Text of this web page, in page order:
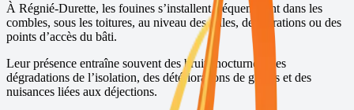
À Régnié-Durette, les fouines s’installent fréquemment dans les
combles, sous les toitures, au niveau des tuiles, des aérations ou des
points d’accès du bâti.
Leur présence entraîne souvent des bruits nocturnes, des
dégradations de l’isolation, des détériorations de gaines et des
nuisances liées aux déjections.